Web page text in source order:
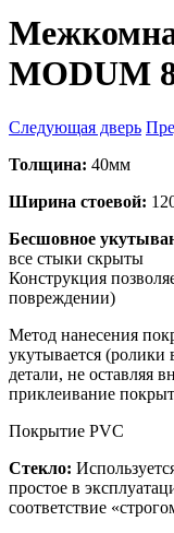
MODUM
Следующая дверь
Толщина: 40мм
Ширина стоевой:
Бесшовное
все стыки скрыты
Конструкция
повреждении)
Метод нанесения
укутывается
детали, не оставляя
приклеивание
Покрытие PVC
Стекло:
простое в
соответствие